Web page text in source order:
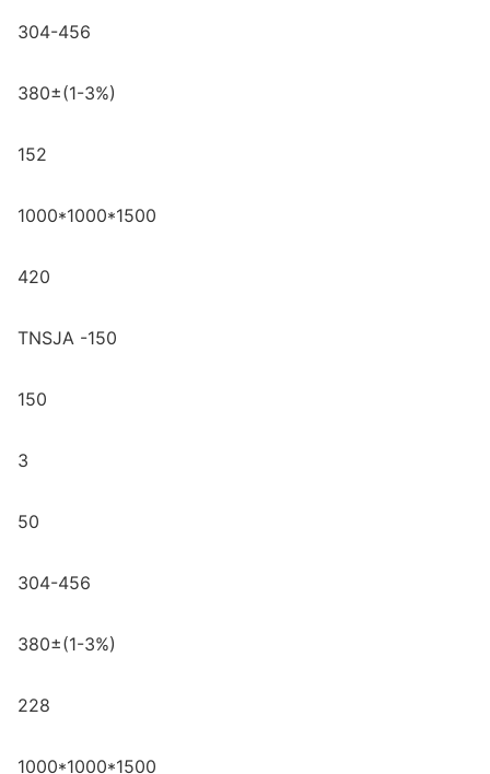
304-456
380±(1-3%)
152
1000*1000*1500
420
TNSJA -150
150
3
50
304-456
380±(1-3%)
228
1000*1000*1500